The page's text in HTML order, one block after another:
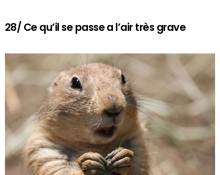
28/ Ce qu’il se passe a l’air très grave